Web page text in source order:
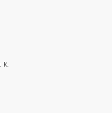
k.